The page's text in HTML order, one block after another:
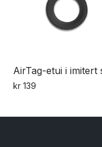
AirTag-etui i imitert
kr 139
produktet